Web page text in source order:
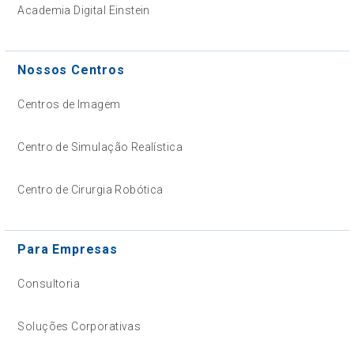
Academia Digital Einstein
Nossos Centros
Centros de Imagem
Centro de Simulação Realística
Centro de Cirurgia Robótica
Para Empresas
Consultoria
Soluções Corporativas